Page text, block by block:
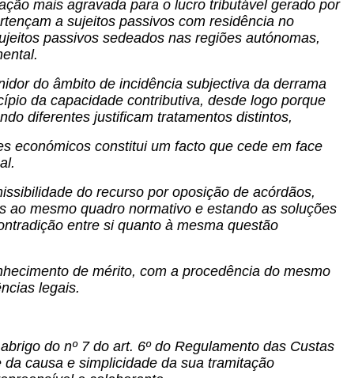
mais agravada para o lucro tributável gerado por
a sujeitos passivos com residência no
passivos sedeados nas regiões autónomas,
do âmbito de incidência subjectiva da derrama
da capacidade contributiva, desde logo porque
diferentes justificam tratamentos distintos,
económicos constitui um facto que cede em face
do recurso por oposição de acórdãos,
mesmo quadro normativo e estando as soluções
entre si quanto à mesma questão
de mérito, com a procedência do mesmo
legais.
do nº 7 do art. 6º do Regulamento das Custas
causa e simplicidade da sua tramitação